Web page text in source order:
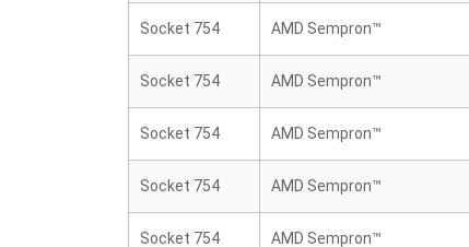
Socket 754 AMD Sempron™
Socket 754 AMD Sempron™
Socket 754 AMD Sempron™
Socket 754 AMD Sempron™
Socket 754 AMD Sempron™